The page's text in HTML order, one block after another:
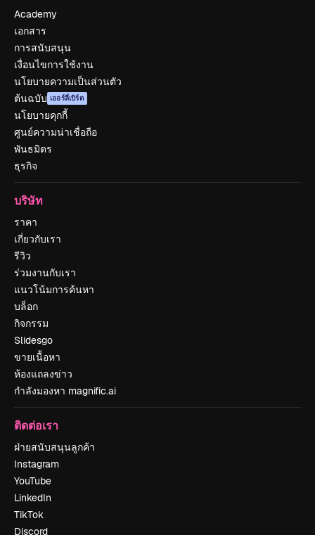
Academy
เอกสาร
การสนับสนุน
เงื่อนไขการใช้งาน
นโยบายความเป็นส่วนตัว
ต้นฉบับ เออร์ลี่เบิร์ด
นโยบายคุกกี้
ศูนย์ความน่าเชื่อถือ
พันธมิตร
ธุรกิจ
บริษัท
ราคา
เกี่ยวกับเรา
รีวิว
ร่วมงานกับเรา
แนวโน้มการค้นหา
บล็อก
กิจกรรม
Slidesgo
ขายเนื้อหา
ห้องแถลงข่าว
กำลังมองหา magnific.ai
ติดต่อเรา
ฝ่ายสนับสนุนลูกค้า
Instagram
YouTube
LinkedIn
TikTok
Discord